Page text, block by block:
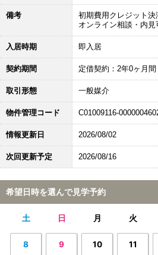
備考
初期費用クレジット
オンライン相談・内見
入居時期 即入居
契約期間 定借契約：2年0ヶ月間
取引形態 一般媒介
物件管理コード C01009116-
情報更新日 2026/08/02
次回更新予定 2026/08/16
希望日時を選んで見学予約
土 日 月 火
8 9 10 11